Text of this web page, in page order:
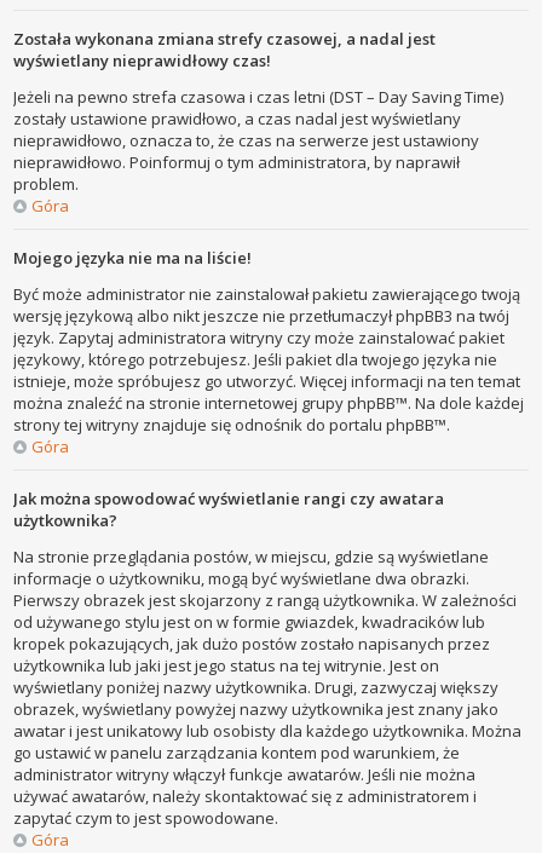
Została wykonana zmiana strefy czasowej, a nadal jest
wyświetlany nieprawidłowy czas!
Jeżeli na pewno strefa czasowa i czas letni (DST – Day Saving Time)
zostały ustawione prawidłowo, a czas nadal jest wyświetlany
nieprawidłowo, oznacza to, że czas na serwerze jest ustawiony
nieprawidłowo. Poinformuj o tym administratora, by naprawił
problem.
Góra
Mojego języka nie ma na liście!
Być może administrator nie zainstalował pakietu zawierającego twoją
wersję językową albo nikt jeszcze nie przetłumaczył phpBB3 na twój
język. Zapytaj administratora witryny czy może zainstalować pakiet
językowy, którego potrzebujesz. Jeśli pakiet dla twojego języka nie
istnieje, może spróbujesz go utworzyć. Więcej informacji na ten temat
można znaleźć na stronie internetowej grupy phpBB™. Na dole każdej
strony tej witryny znajduje się odnośnik do portalu phpBB™.
Góra
Jak można spowodować wyświetlanie rangi czy awatara
użytkownika?
Na stronie przeglądania postów, w miejscu, gdzie są wyświetlane
informacje o użytkowniku, mogą być wyświetlane dwa obrazki.
Pierwszy obrazek jest skojarzony z rangą użytkownika. W zależności
od używanego stylu jest on w formie gwiazdek, kwadracików lub
kropek pokazujących, jak dużo postów zostało napisanych przez
użytkownika lub jaki jest jego status na tej witrynie. Jest on
wyświetlany poniżej nazwy użytkownika. Drugi, zazwyczaj większy
obrazek, wyświetlany powyżej nazwy użytkownika jest znany jako
awatar i jest unikatowy lub osobisty dla każdego użytkownika. Można
go ustawić w panelu zarządzania kontem pod warunkiem, że
administrator witryny włączył funkcje awatarów. Jeśli nie można
używać awatarów, należy skontaktować się z administratorem i
zapytać czym to jest spowodowane.
Góra